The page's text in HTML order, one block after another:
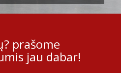
prašome
jau dabar!